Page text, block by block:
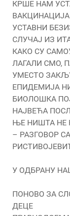
КРШЕ НАМ
УСТАВНИ
СЛУЧАЈ ИЗ
КАКО СУ
ЛАГАЛИ СМО,
УMЕСТО
ЕПИДЕМИЈА
БИОЛОШКА
НАЈВЕЋА
ЊЕ НИШТА НЕ
– РАЗГОВОР
У ОДБРАНУ
ПОНОВО ЗА
ДЕЦЕ